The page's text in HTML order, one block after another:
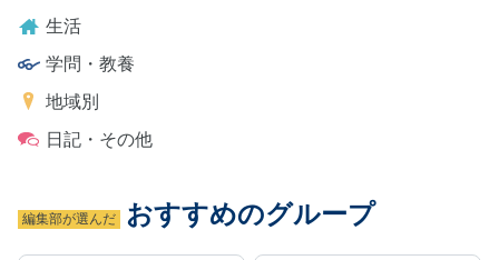
生活
学問・教養
地域別
日記・その他
編集部が選んだ おすすめのグループ